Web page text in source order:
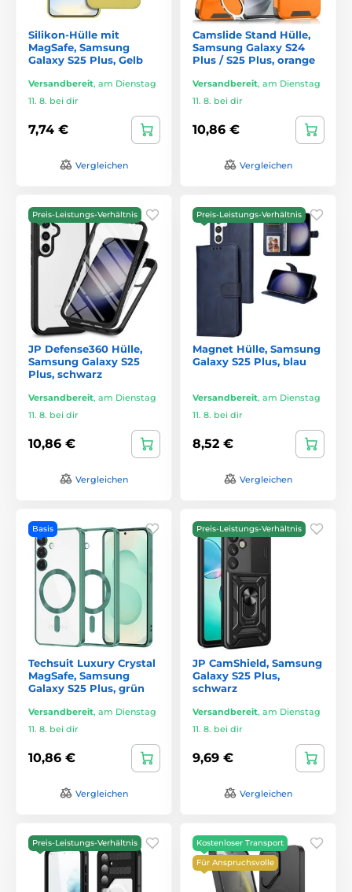
Silikon-Hülle mit
MagSafe, Samsung
Galaxy S25 Plus, Gelb
Versandbereit, am Dienstag
11. 8. bei dir
7,74 €
Vergleichen
Camslide Stand Hülle,
Samsung Galaxy S24
Plus / S25 Plus, orange
Versandbereit, am Dienstag
11. 8. bei dir
10,86 €
Vergleichen
Preis-Leistungs-Verhältnis
JP Defense360 Hülle,
Samsung Galaxy S25
Plus, schwarz
Versandbereit, am Dienstag
11. 8. bei dir
10,86 €
Vergleichen
Preis-Leistungs-Verhältnis
Magnet Hülle, Samsung
Galaxy S25 Plus, blau
Versandbereit, am Dienstag
11. 8. bei dir
8,52 €
Vergleichen
Basis
Techsuit Luxury Crystal
MagSafe, Samsung
Galaxy S25 Plus, grün
Versandbereit, am Dienstag
11. 8. bei dir
10,86 €
Vergleichen
Preis-Leistungs-Verhältnis
JP CamShield, Samsung
Galaxy S25 Plus,
schwarz
Versandbereit, am Dienstag
11. 8. bei dir
9,69 €
Vergleichen
Preis-Leistungs-Verhältnis
Kostenloser Transport
Für Anspruchsvolle